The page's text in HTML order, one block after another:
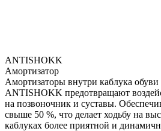
ANTISHOKK
Амортизатор
Амортизаторы внутри каблука обуви
ANTISHOKK предотвращают
на позвоночник и суставы.
свыше 50 %, что делает ходьбу на
каблуках более приятной и